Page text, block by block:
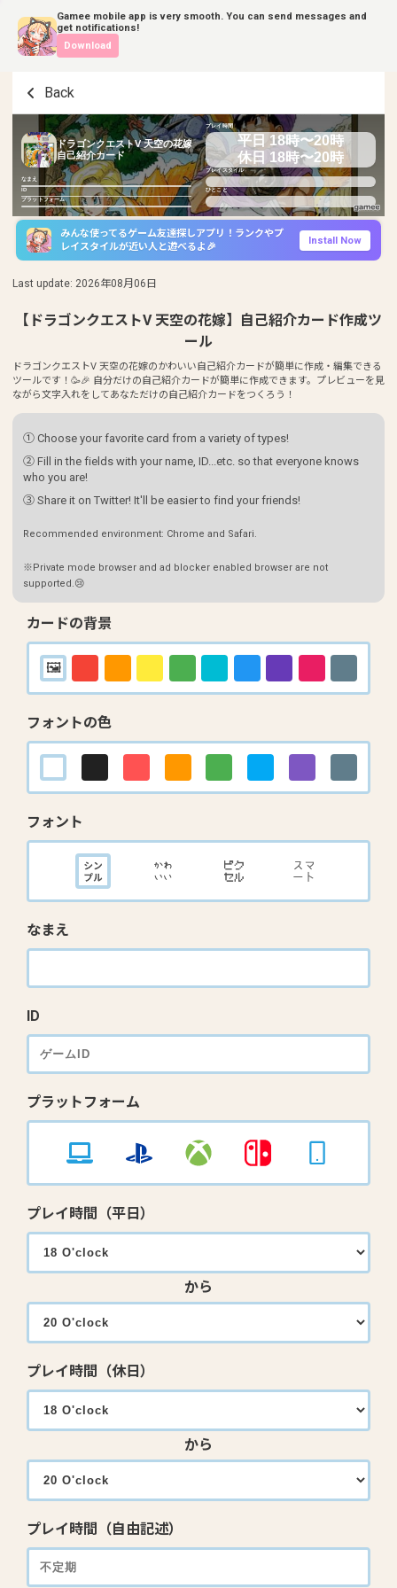
Gamee mobile app is very smooth. You can send messages and
get notifications!
Download
Back
ドラゴンクエストV 天空の花嫁
自己紹介カード
なまえ
ID
プラットフォーム
プレイ時間
平日 18時〜20時
休日 18時〜20時
プレイスタイル
ひとこと
みんな使ってるゲーム友達探しアプリ！ランクやプ
レイスタイルが近い人と遊べるよ🎉
Install Now
Last update: 2026年08月06日
【ドラゴンクエストV 天空の花嫁】自己紹介カード作成ツ
ール
ドラゴンクエストV 天空の花嫁のかわいい自己紹介カードが簡単に作成・編集できる
ツールです！🥳🎉 自分だけの自己紹介カードが簡単に作成できます。プレビューを見
ながら文字入れをしてあなただけの自己紹介カードをつくろう！
① Choose your favorite card from a variety of types!
② Fill in the fields with your name, ID...etc. so that everyone knows
who you are!
③ Share it on Twitter! It'll be easier to find your friends!
Recommended environment: Chrome and Safari.
※Private mode browser and ad blocker enabled browser are not
supported.😢
カードの背景
フォントの色
フォント
なまえ
ID
プラットフォーム
プレイ時間（平日）
から
プレイ時間（休日）
から
プレイ時間（自由記述）